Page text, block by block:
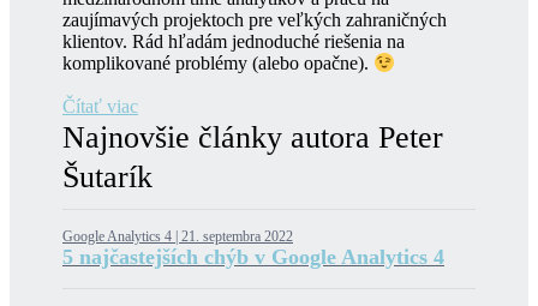
zaujímavých projektoch pre veľkých zahraničných
klientov. Rád hľadám jednoduché riešenia na
komplikované problémy (alebo opačne).
Čítať viac
Najnovšie články autora Peter
Šutarík
Google Analytics 4 | 21. septembra 2022
5 najčastejších chýb v Google Analytics 4